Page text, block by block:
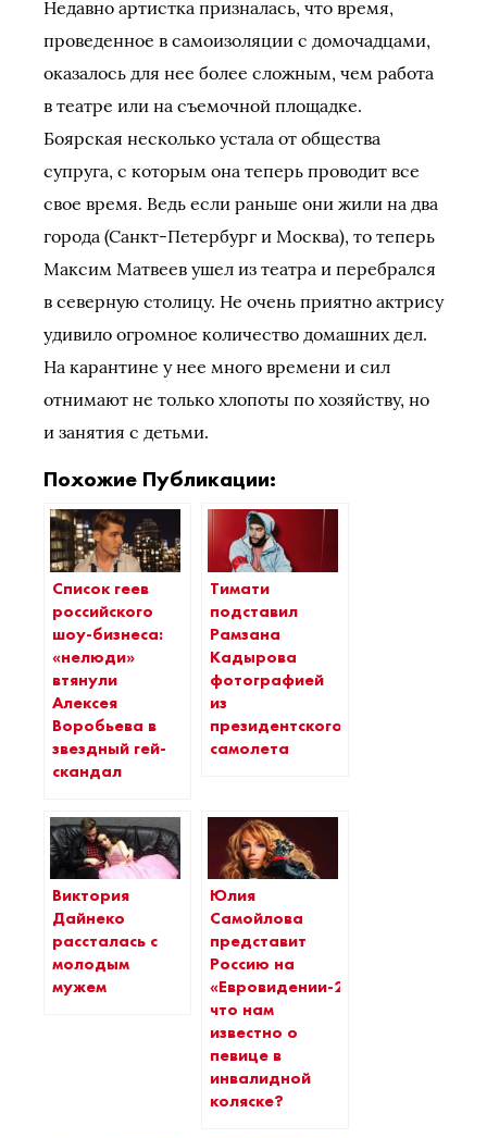
Недавно артистка призналась, что время,
проведенное в самоизоляции с домочадцами,
оказалось для нее более сложным, чем работа
в театре или на съемочной площадке.
Боярская несколько устала от общества
супруга, с которым она теперь проводит все
свое время. Ведь если раньше они жили на два
города (Санкт-Петербург и Москва), то теперь
Максим Матвеев ушел из театра и перебрался
в северную столицу. Не очень приятно актрису
удивило огромное количество домашних дел.
На карантине у нее много времени и сил
отнимают не только хлопоты по хозяйству, но
и занятия с детьми.
Похожие Публикации:
Список геев
российского
шоу-бизнеса:
«нелюди»
втянули
Алексея
Воробьева в
звездный гей-
скандал
Тимати
подставил
Рамзана
Кадырова
фотографией
из
президентского
самолета
Виктория
Дайнеко
рассталась с
молодым
мужем
Юлия
Самойлова
представит
Россию на
«Евровидении-2017»:
что нам
известно о
певице в
инвалидной
коляске?